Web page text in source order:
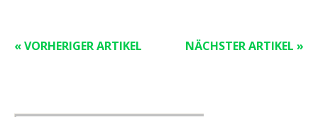
NÄCHSTER ARTIKEL »
« VORHERIGER ARTIKEL